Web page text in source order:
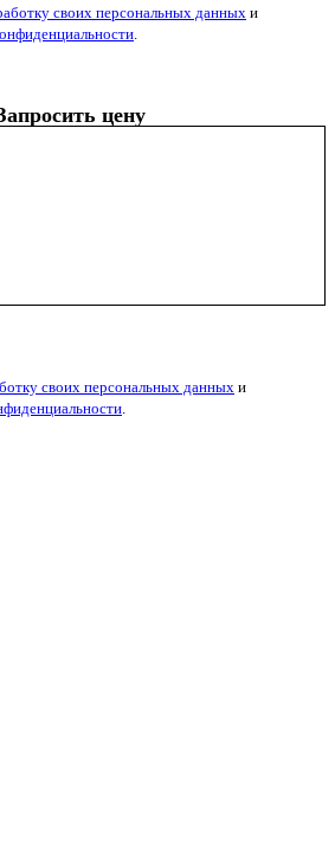
своих персональных данных и
.
цену
своих персональных данных и
.